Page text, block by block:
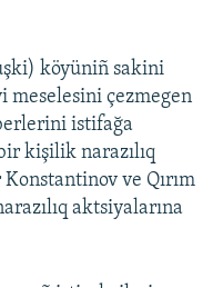
köyüniñ sakini
meselesini çezmegen
istifağa
kişilik narazılıq
ve Qırım
aktsiyalarına